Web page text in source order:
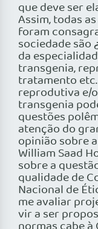
que deve ser
Assim, todas
foram
sociedade são
da
transgenia,
tratamento
reprodutiva e/
transgenia
questões
atenção do
opinião sobre
William Saad
sobre a
qualidade de
Nacional de
me avaliar
vir a ser